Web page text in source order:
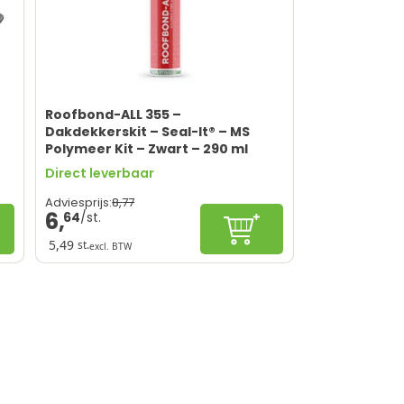
Roofbond-ALL 355 –
Dakdekkerskit – Seal-It® – MS
Polymeer Kit – Zwart – 290 ml
Direct leverbaar
Adviesprijs:8,77
6,64
5,49 st. excl. BTW
Sterke hechting
Oplosmiddelvrij
Duurzaam
Weer- en temperatuurbestendig